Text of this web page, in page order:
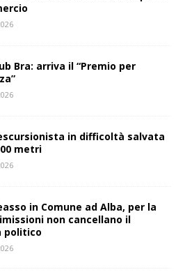
Bra: arriva il “Premio per
in difficoltà salvata
metri
in Comune ad Alba, per la
non cancellano il
politico